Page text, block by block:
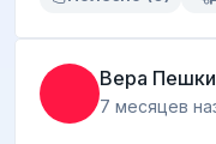
Вера
7 месяцев